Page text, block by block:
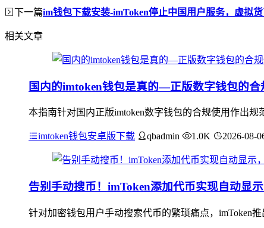
下一篇im钱包下载安装-imToken停止中国用户服务，虚拟
相关文章
国内的imtoken钱包是真的—正版数字钱包的合
本指南针对国内正版imtoken数字钱包的合规使用作出
imtoken钱包安卓版下载 qbadmin 1.0K 2026-08-
告别手动搜币！imToken添加代币实现自动显
针对加密钱包用户手动搜索代币的繁琐痛点，imToken